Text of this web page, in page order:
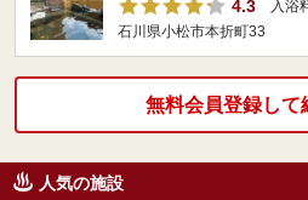
4.3
入浴
石川県小松市本折町33
無料会員登録して
人気の施設